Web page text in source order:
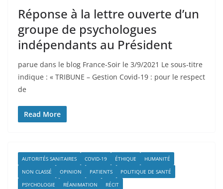
Réponse à la lettre ouverte d’un
groupe de psychologues
indépendants au Président
parue dans le blog France-Soir le 3/9/2021 Le sous-titre
indique : « TRIBUNE – Gestion Covid-19 : pour le respect
de
Read More
AUTORITÉS SANITAIRES COVID-19 ÉTHIQUE
HUMANITÉ
NON CLASSÉ
OPINION PATIENTS
POLITIQUE DE SANTÉ
PSYCHOLOGIE
RÉANIMATION RÉCIT